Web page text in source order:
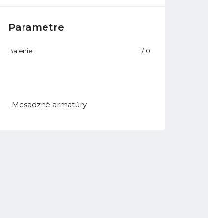
Parametre
Balenie 1/10
Mosadzné armatúry